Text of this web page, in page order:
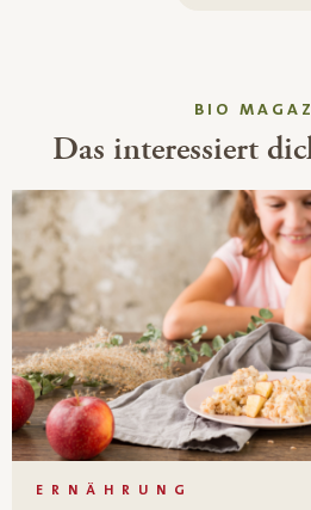
BIO
Das interessiert
ERNÄHRUNG